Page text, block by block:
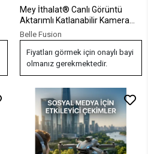
Mey İthalat® Canlı Görüntü
Aktarımlı Katlanabilir Kamera
Dron
Belle Fusion
Fiyatları görmek için onaylı bayi
olmanız gerekmektedir.